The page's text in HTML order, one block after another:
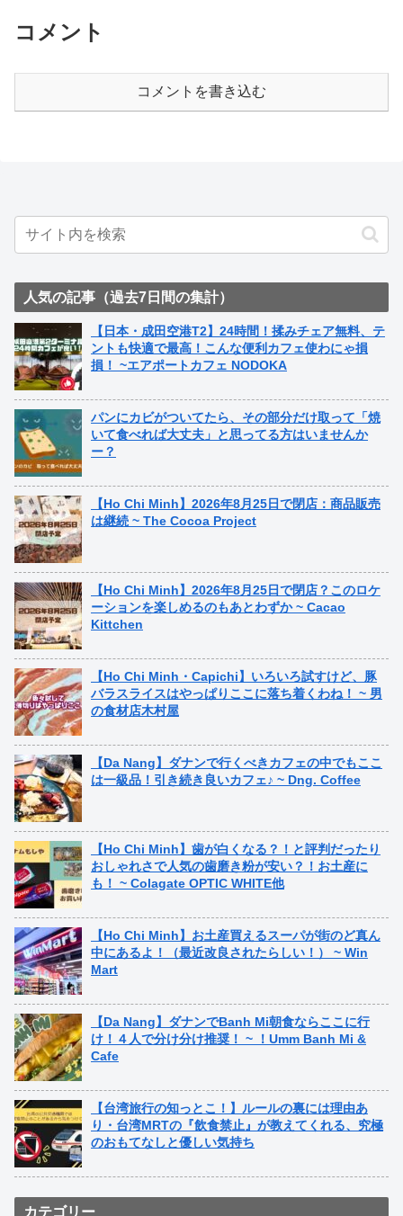
コメント
コメントを書き込む
人気の記事（過去7日間の集計）
【日本・成田空港T2】24時間！揉みチェア無料、テ
ントも快適で最高！こんな便利カフェ使わにゃ損
損！ ~エアポートカフェ NODOKA
パンにカビがついてたら、その部分だけ取って「焼
いて食べれば大丈夫」と思ってる方はいませんか
ー？
【Ho Chi Minh】2026年8月25日で閉店：商品販売
は継続 ~ The Cocoa Project
【Ho Chi Minh】2026年8月25日で閉店？このロケ
ーションを楽しめるのもあとわずか ~ Cacao
Kittchen
【Ho Chi Minh・Capichi】いろいろ試すけど、豚
バラスライスはやっぱりここに落ち着くわね！ ~ 男
の食材店木村屋
【Da Nang】ダナンで行くべきカフェの中でもここ
は一級品！引き続き良いカフェ♪ ~ Dng. Coffee
【Ho Chi Minh】歯が白くなる？！と評判だったり
おしゃれさで人気の歯磨き粉が安い？！お土産に
も！ ~ Colagate OPTIC WHITE他
【Ho Chi Minh】お土産買えるスーパが街のど真ん
中にあるよ！（最近改良されたらしい！） ~ Win
Mart
【Da Nang】ダナンでBanh Mi朝食ならここに行
け！４人で分け分け推奨！ ~ ！Umm Banh Mi &
Cafe
【台湾旅行の知っとこ！】ルールの裏には理由あ
り・台湾MRTの『飲食禁止』が教えてくれる、究極
のおもてなしと優しい気持ち
カテゴリー